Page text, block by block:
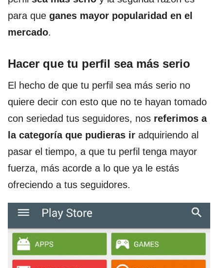
para que ganes mayor popularidad en el
mercado.
Hacer que tu perfil sea más serio
El hecho de que tu perfil sea más serio no
quiere decir con esto que no te hayan tomado
con seriedad tus seguidores, nos referimos a
la categoría que pudieras ir adquiriendo al
pasar el tiempo, a que tu perfil tenga mayor
fuerza, más acorde a lo que ya le estás
ofreciendo a tus seguidores.